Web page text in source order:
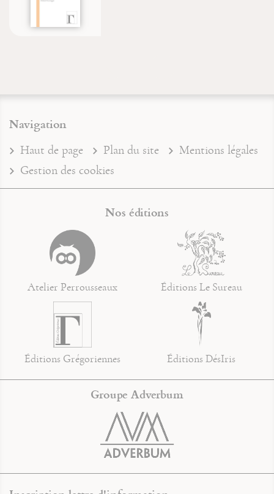
Navigation
Haut de page Plan du site
Mentions légales
Gestion des cookies
Nos éditions
Atelier Perrousseaux Éditions Le Sureau
Éditions Grégoriennes Éditions DésIris
Groupe Adverbum